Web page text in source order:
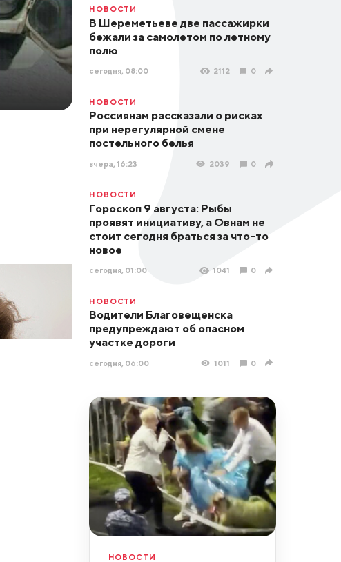
НОВОСТИ
В Шереметьеве две пассажирки
бежали за самолетом по летному
полю
сегодня, 08:00 2112 0
НОВОСТИ
Россиянам рассказали о рисках
при нерегулярной смене
постельного белья
вчера, 16:23 2039 0
НОВОСТИ
Гороскоп 9 августа: Рыбы
проявят инициативу, а Овнам не
стоит сегодня браться за что-то
новое
сегодня, 01:00 1041 0
НОВОСТИ
Водители Благовещенска
предупреждают об опасном
участке дороги
сегодня, 06:00 1011 0
НОВОСТИ